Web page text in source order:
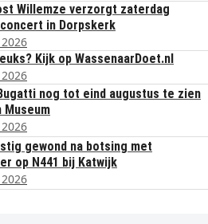
Willemze verzorgt zaterdag
in Dorpskerk
Kijk op WassenaarDoet.nl
nog tot eind augustus te zien
Museum
gewond na botsing met
op N441 bij Katwijk